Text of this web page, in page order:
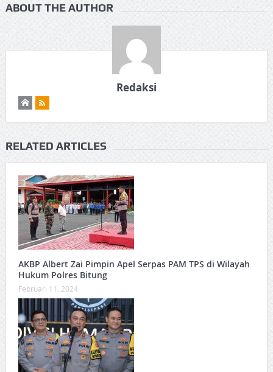
ABOUT THE AUTHOR
Redaksi
RELATED ARTICLES
AKBP Albert Zai Pimpin Apel Serpas PAM TPS di Wilayah
Hukum Polres Bitung
Februari 11, 2024